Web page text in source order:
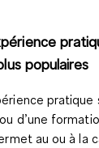
populaires
pratique
d’une
au ou à la